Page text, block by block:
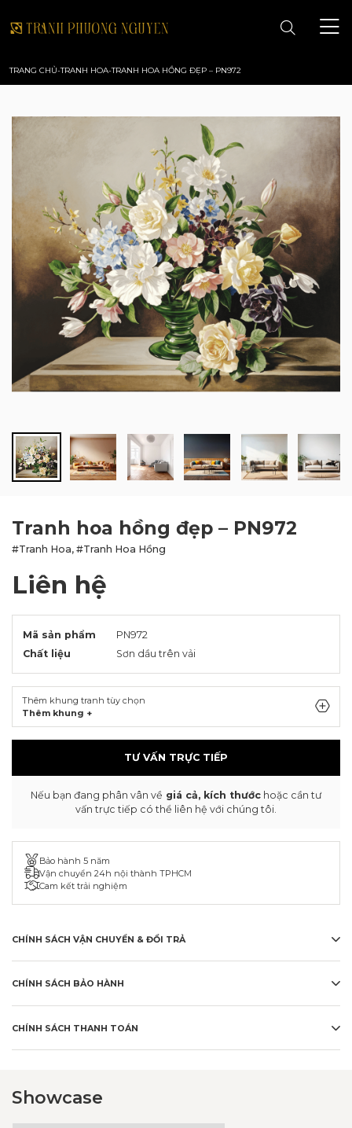
GIỚI THIỆU
TRANH PHONG CẢNH
TRANH PHONG THỦY
TRANH HOA
TRANH SƠN DẦU
BLOG
TRANG CHỦ-TRANH HOA-TRANH HOA HỒNG ĐẸP – PN972
Tranh hoa hồng đẹp – PN972
#Tranh Hoa, #Tranh Hoa Hồng
Liên hệ
Mã sản phẩm
PN972
Chất liệu
Sơn dầu trên vải
Thêm khung tranh tùy chọn
Thêm khung +
TƯ VẤN TRỰC TIẾP
Nếu bạn đang phân vân về giá cả, kích thước hoặc cần tư
vấn trực tiếp có thể liên hệ với chúng tôi.
Bảo hành 5 năm
Vận chuyển 24h nội thành TPHCM
Cam kết trải nghiệm
CHÍNH SÁCH VẬN CHUYỂN & ĐỔI TRẢ
CHÍNH SÁCH BẢO HÀNH
CHÍNH SÁCH THANH TOÁN
Showcase